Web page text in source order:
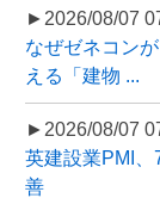
►2026/08/07
なぜゼネコン
える「建物 ...
►2026/08/07
英建設業PMI
善